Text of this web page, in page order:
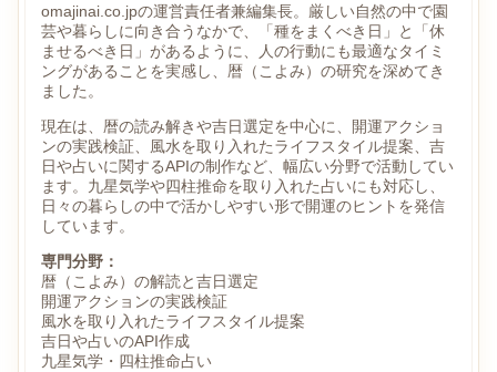
omajinai.co.jpの運営責任者兼編集長。厳しい自然の中で園
芸や暮らしに向き合うなかで、「種をまくべき日」と「休
ませるべき日」があるように、人の行動にも最適なタイミ
ングがあることを実感し、暦（こよみ）の研究を深めてき
ました。
現在は、暦の読み解きや吉日選定を中心に、開運アクショ
ンの実践検証、風水を取り入れたライフスタイル提案、吉
日や占いに関するAPIの制作など、幅広い分野で活動してい
ます。九星気学や四柱推命を取り入れた占いにも対応し、
日々の暮らしの中で活かしやすい形で開運のヒントを発信
しています。
専門分野：
暦（こよみ）の解読と吉日選定
開運アクションの実践検証
風水を取り入れたライフスタイル提案
吉日や占いのAPI作成
九星気学・四柱推命占い